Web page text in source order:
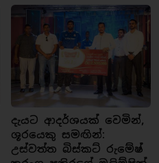
දැයට ආදර්ශයක් වෙමින්,
ශූරයෙකු සමඟින්:
උස්වත්ත බිස්කට් රුමේෂ්